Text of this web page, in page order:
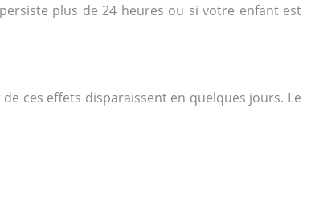
plus de 24 heures ou si votre enfant est
ces effets disparaissent en quelques jours. Le